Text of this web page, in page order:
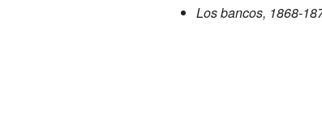
Los bancos, 1868-